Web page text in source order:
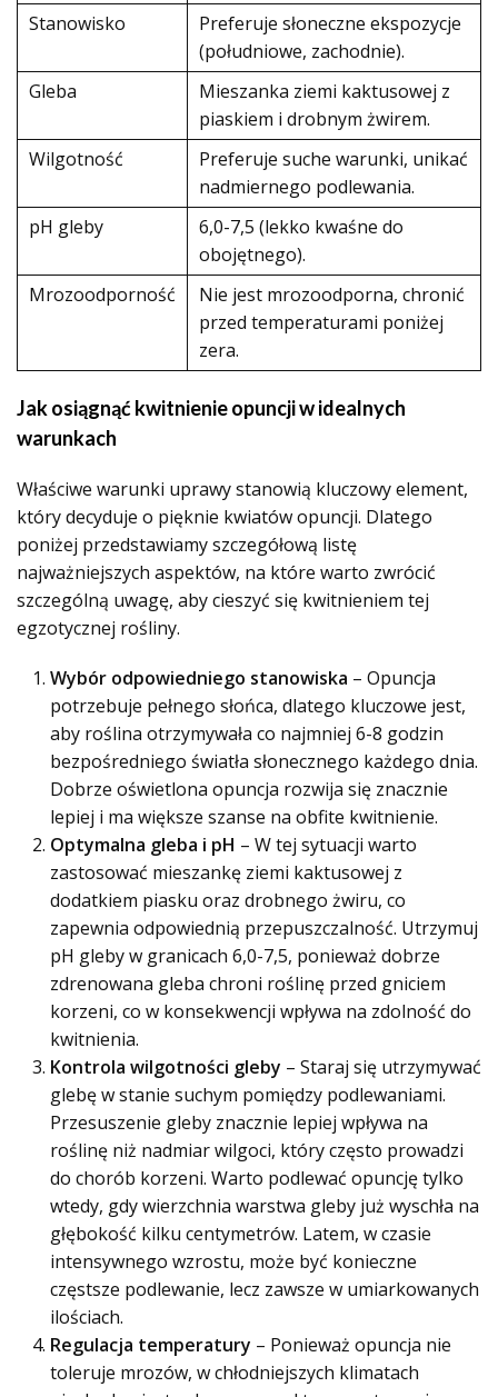
Stanowisko
Preferuje słoneczne ekspozycje
(południowe, zachodnie).
Gleba
Mieszanka ziemi kaktusowej z
piaskiem i drobnym żwirem.
Wilgotność
Preferuje suche warunki, unikać
nadmiernego podlewania.
pH gleby
6,0-7,5 (lekko kwaśne do
obojętnego).
Mrozoodporność
Nie jest mrozoodporna, chronić
przed temperaturami poniżej
zera.
Jak osiągnąć kwitnienie opuncji w idealnych
warunkach
Właściwe warunki uprawy stanowią kluczowy element,
który decyduje o pięknie kwiatów opuncji. Dlatego
poniżej przedstawiamy szczegółową listę
najważniejszych aspektów, na które warto zwrócić
szczególną uwagę, aby cieszyć się kwitnieniem tej
egzotycznej rośliny.
Wybór odpowiedniego stanowiska – Opuncja
potrzebuje pełnego słońca, dlatego kluczowe jest,
aby roślina otrzymywała co najmniej 6-8 godzin
bezpośredniego światła słonecznego każdego dnia.
Dobrze oświetlona opuncja rozwija się znacznie
lepiej i ma większe szanse na obfite kwitnienie.
Optymalna gleba i pH – W tej sytuacji warto
zastosować mieszankę ziemi kaktusowej z
dodatkiem piasku oraz drobnego żwiru, co
zapewnia odpowiednią przepuszczalność. Utrzymuj
pH gleby w granicach 6,0-7,5, ponieważ dobrze
zdrenowana gleba chroni roślinę przed gniciem
korzeni, co w konsekwencji wpływa na zdolność do
kwitnienia.
Kontrola wilgotności gleby – Staraj się utrzymywać
glebę w stanie suchym pomiędzy podlewaniami.
Przesuszenie gleby znacznie lepiej wpływa na
roślinę niż nadmiar wilgoci, który często prowadzi
do chorób korzeni. Warto podlewać opuncję tylko
wtedy, gdy wierzchnia warstwa gleby już wyschła na
głębokość kilku centymetrów. Latem, w czasie
intensywnego wzrostu, może być konieczne
częstsze podlewanie, lecz zawsze w umiarkowanych
ilościach.
Regulacja temperatury – Ponieważ opuncja nie
toleruje mrozów, w chłodniejszych klimatach